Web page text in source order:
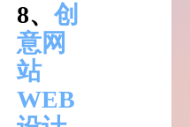
8、 创
意网
站
WEB